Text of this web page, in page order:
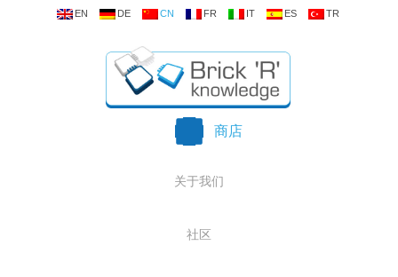
EN DE CN FR IT ES TR
商店
关于我们
社区